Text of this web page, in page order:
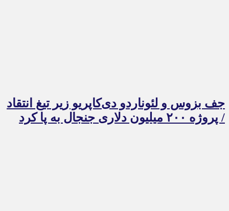
جف بزوس و لئوناردو دی‌کاپریو زیر تیغ انتقاد
/ پروژه ۲۰۰ میلیون دلاری جنجال به پا کرد